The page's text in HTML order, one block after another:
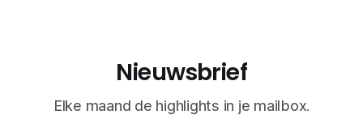
Nieuwsbrief
Elke maand de highlights in je mailbox.